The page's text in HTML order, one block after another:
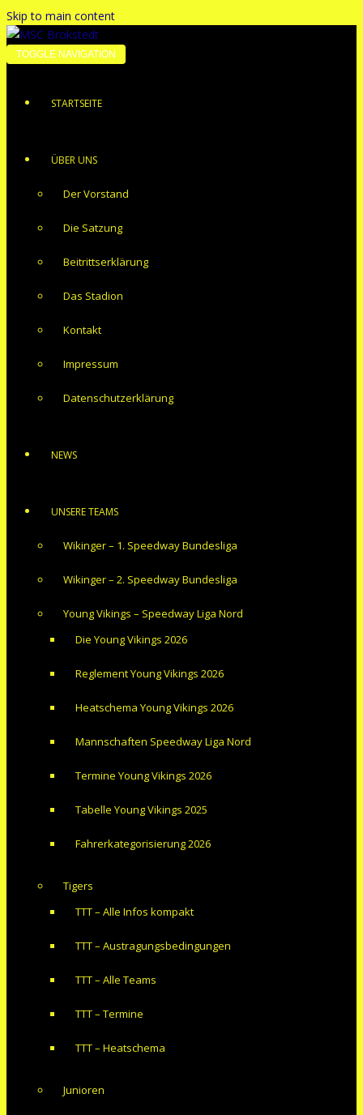
Skip to main content
TOGGLE NAVIGATION
STARTSEITE
ÜBER UNS
Der Vorstand
Die Satzung
Beitrittserklärung
Das Stadion
Kontakt
Impressum
Datenschutzerklärung
NEWS
UNSERE TEAMS
Wikinger – 1. Speedway Bundesliga
Wikinger – 2. Speedway Bundesliga
Young Vikings – Speedway Liga Nord
Die Young Vikings 2026
Reglement Young Vikings 2026
Heatschema Young Vikings 2026
Mannschaften Speedway Liga Nord
Termine Young Vikings 2026
Tabelle Young Vikings 2025
Fahrerkategorisierung 2026
Tigers
TTT – Alle Infos kompakt
TTT – Austragungsbedingungen
TTT – Alle Teams
TTT – Termine
TTT – Heatschema
Junioren